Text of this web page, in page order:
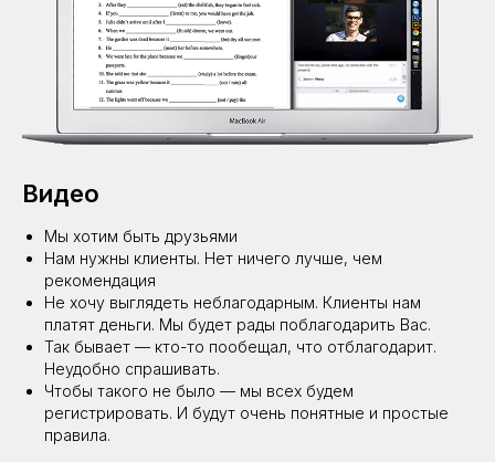
Видео
Мы хотим быть друзьями
Нам нужны клиенты. Нет ничего лучше, чем
рекомендация
Не хочу выглядеть неблагодарным. Клиенты нам
платят деньги. Мы будет рады поблагодарить Вас.
Так бывает — кто-то пообещал, что отблагодарит.
Неудобно спрашивать.
Чтобы такого не было — мы всех будем
регистрировать. И будут очень понятные и простые
правила.